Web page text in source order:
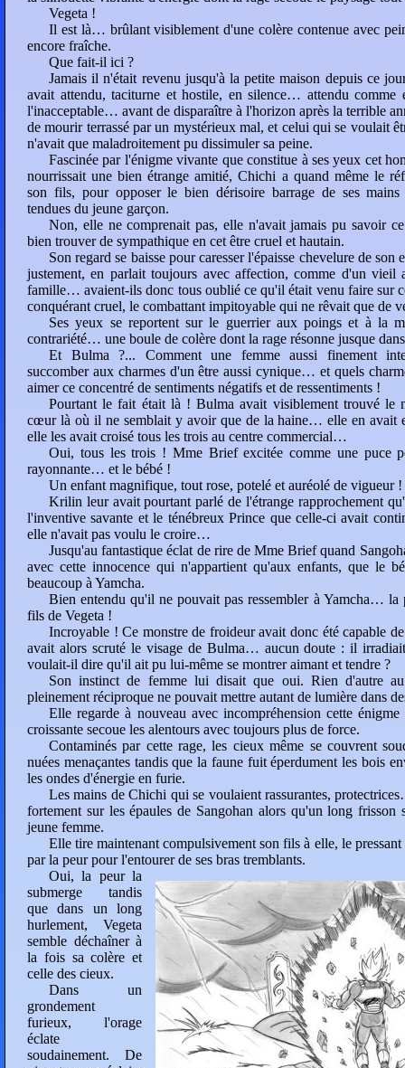
Vegeta !
Il est là… brûlant visiblement d'une colère contenue avec
encore fraîche.
Que fait-il ici ?
Jamais il n'était revenu jusqu'à la petite maison depuis ce
avait attendu, taciturne et hostile, en silence… attendu comme
l'inacceptable… avant de disparaître à l'horizon après la terrible
de mourir terrassé par un mystérieux mal, et celui qui se voulait
n'avait que maladroitement pu dissimuler sa peine.
Fascinée par l'énigme vivante que constitue à ses yeux cet
nourrissait une bien étrange amitié, Chichi a quand même le
son fils, pour opposer le bien dérisoire barrage de ses mains
tendues du jeune garçon.
Non, elle ne comprenait pas, elle n'avait jamais pu savoir
bien trouver de sympathique en cet être cruel et hautain.
Son regard se baisse pour caresser l'épaisse chevelure de
justement, en parlait toujours avec affection, comme d'un vieil
famille… avaient-ils donc tous oublié ce qu'il était venu faire sur
conquérant cruel, le combattant impitoyable qui ne rêvait que de
Ses yeux se reportent sur le guerrier aux poings et à la
contrariété… une boule de colère dont la rage résonne jusque
Et Bulma ?... Comment une femme aussi finement
succomber aux charmes d'un être aussi cynique… et quels
aimer ce concentré de sentiments négatifs et de ressentiments !
Pourtant le fait était là ! Bulma avait visiblement trouvé le
cœur là où il ne semblait y avoir que de la haine… elle en avait
elle les avait croisé tous les trois au centre commercial…
Oui, tous les trois ! Mme Brief excitée comme une puce
rayonnante… et le bébé !
Un enfant magnifique, tout rose, potelé et auréolé de vigueur !
Krilin leur avait pourtant parlé de l'étrange rapprochement
l'inventive savante et le ténébreux Prince que celle-ci avait
elle n'avait pas voulu le croire…
Jusqu'au fantastique éclat de rire de Mme Brief quand
avec cette innocence qui n'appartient qu'aux enfants, que le
beaucoup à Yamcha.
Bien entendu qu'il ne pouvait pas ressembler à Yamcha… la
fils de Vegeta !
Incroyable ! Ce monstre de froideur avait donc été capable
avait alors scruté le visage de Bulma… aucun doute : il
voulait-il dire qu'il ait pu lui-même se montrer aimant et tendre ?
Son instinct de femme lui disait que oui. Rien d'autre
pleinement réciproque ne pouvait mettre autant de lumière dans
Elle regarde à nouveau avec incompréhension cette
croissante secoue les alentours avec toujours plus de force.
Contaminés par cette rage, les cieux même se couvrent
nuées menaçantes tandis que la faune fuit éperdument les bois
les ondes d'énergie en furie.
Les mains de Chichi qui se voulaient rassurantes,
fortement sur les épaules de Sangohan alors qu'un long frisson
jeune femme.
Elle tire maintenant compulsivement son fils à elle, le
par la peur pour l'entourer de ses bras tremblants.
Oui, la peur la
submerge tandis
que dans un long
hurlement, Vegeta
semble déchaîner à
la fois sa colère et
celle des cieux.
Dans un
grondement
furieux, l'orage
éclate
soudainement. De